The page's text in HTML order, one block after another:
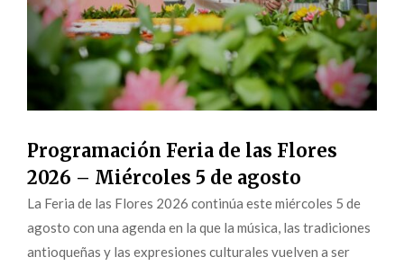
Programación Feria de las Flores
2026 – Miércoles 5 de agosto
La Feria de las Flores 2026 continúa este miércoles 5 de
agosto con una agenda en la que la música, las tradiciones
antioqueñas y las expresiones culturales vuelven a ser